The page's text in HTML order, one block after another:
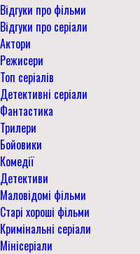
Відгуки про фільми
Відгуки про серіали
Актори
Режисери
Топ серіалів
Детективні серіали
Фантастика
Трилери
Бойовики
Комедії
Детективи
Маловідомі фільми
Старі хороші фільми
Кримінальні серіали
Мінісеріали